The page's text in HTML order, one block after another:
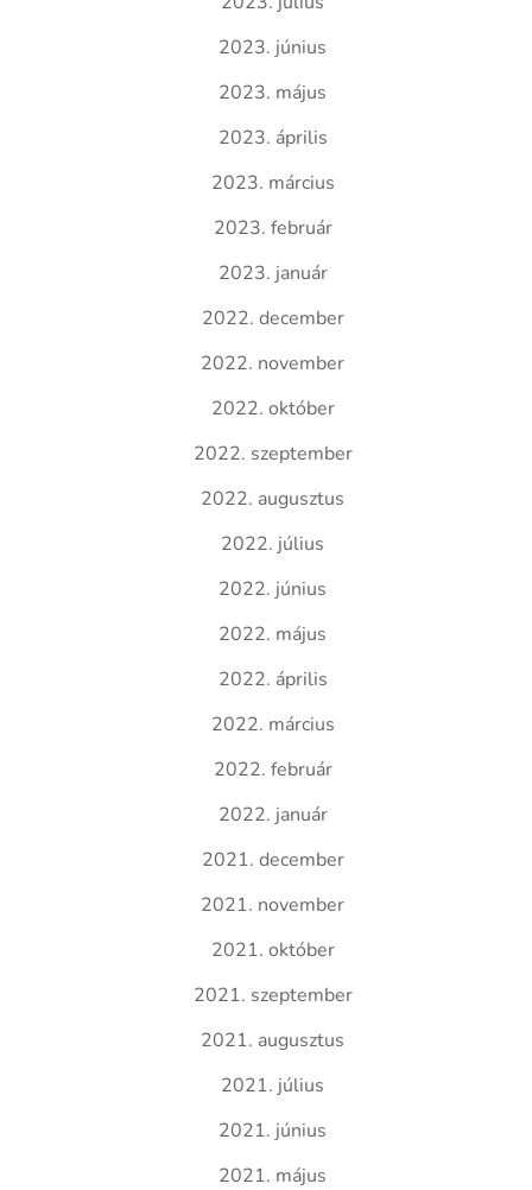
2023. június
2023. május
2023. április
2023. március
2023. február
2023. január
2022. december
2022. november
2022. október
2022. szeptember
2022. augusztus
2022. július
2022. június
2022. május
2022. április
2022. március
2022. február
2022. január
2021. december
2021. november
2021. október
2021. szeptember
2021. augusztus
2021. július
2021. június
2021. május